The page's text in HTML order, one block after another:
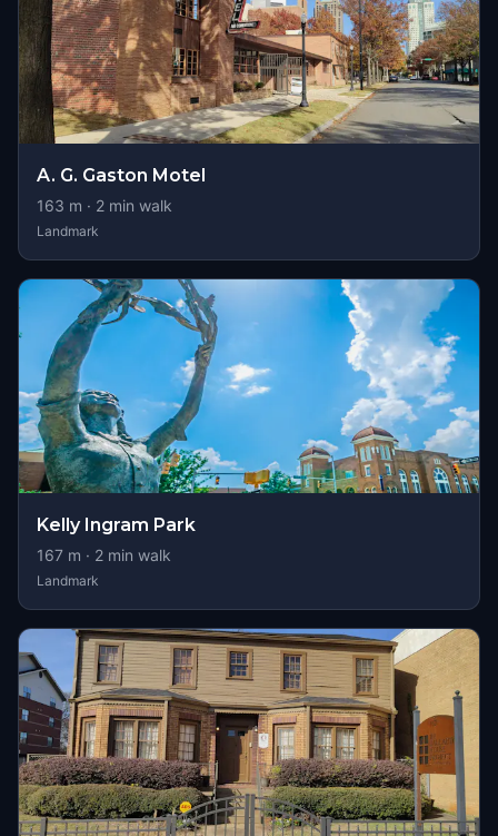
A. G. Gaston Motel
163 m · 2 min walk
Landmark
Kelly Ingram Park
167 m · 2 min walk
Landmark